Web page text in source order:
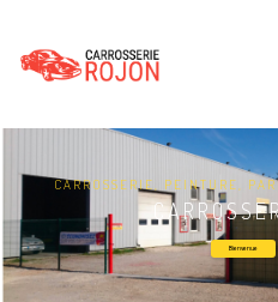
CARROSSERIE, PEINTURE,
Bienvenue